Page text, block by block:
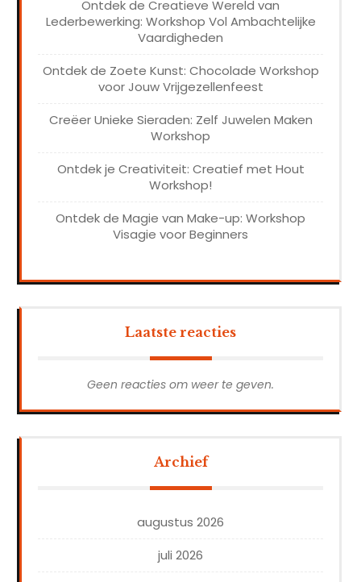
Ontdek de Creatieve Wereld van
Lederbewerking: Workshop Vol Ambachtelijke
Vaardigheden
Ontdek de Zoete Kunst: Chocolade Workshop
voor Jouw Vrijgezellenfeest
Creëer Unieke Sieraden: Zelf Juwelen Maken
Workshop
Ontdek je Creativiteit: Creatief met Hout
Workshop!
Ontdek de Magie van Make-up: Workshop
Visagie voor Beginners
Laatste reacties
Geen reacties om weer te geven.
Archief
augustus 2026
juli 2026